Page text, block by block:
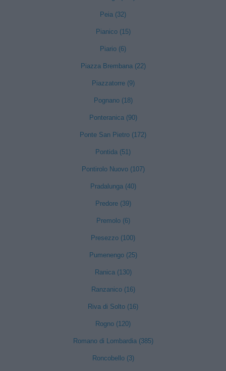
Peia (32)
Pianico (15)
Piario (6)
Piazza Brembana (22)
Piazzatorre (9)
Pognano (18)
Ponteranica (90)
Ponte San Pietro (172)
Pontida (51)
Pontirolo Nuovo (107)
Pradalunga (40)
Predore (39)
Premolo (6)
Presezzo (100)
Pumenengo (25)
Ranica (130)
Ranzanico (16)
Riva di Solto (16)
Rogno (120)
Romano di Lombardia (385)
Roncobello (3)